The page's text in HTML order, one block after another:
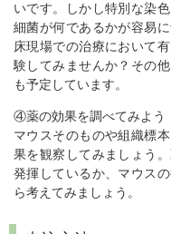
いです。しかし特別な染
細菌が何であるかが容易
床現場での治療において
験してみませんか？その
も予定しています。
④薬の効果を調べてみよう
マウスそのものや組織標
果を観察してみましょう
発揮しているか、マウス
ら考えてみましょう。